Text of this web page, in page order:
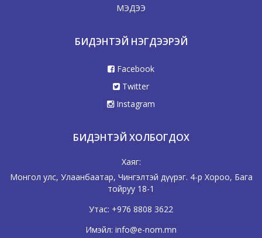
МЭДЭЭ
БИДЭНТЭЙ НЭГДЭЭРЭЙ
Facebook
Twitter
Instagram
БИДЭНТЭЙ ХОЛБОГДОХ
Хаяг:
Монгол улс, Улаанбаатар, Чингэлтэй дүүрэг. 4-р Хороо, Бага
тойруу 18-1
Утас: +976 8808 3622
Имэйл: info@e-nom.mn